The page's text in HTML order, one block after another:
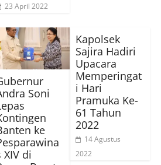
23 April 2022
Soni
ke
XIV di
Kapolsek
Sajira Hadiri
Upacara
Memperingat
i Hari
Pramuka Ke-
61 Tahun
2022
14 Agustus
2022